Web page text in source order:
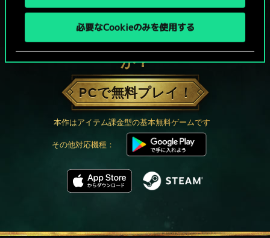
必要なCookieのみを使用する
グウェントでひと勝負といかない
か？
PCで無料プレイ！
本作はアイテム課金型の基本無料ゲームです
その他対応機種：